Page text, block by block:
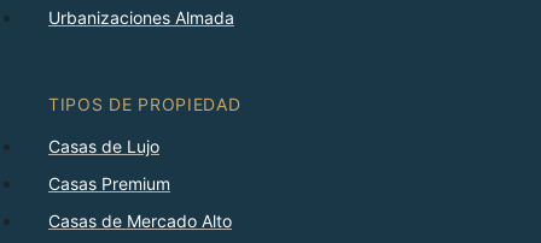
Urbanizaciones Almada
TIPOS DE PROPIEDAD
Casas de Lujo
Casas Premium
Casas de Mercado Alto